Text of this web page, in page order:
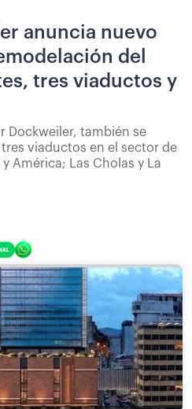
anuncia nuevo
del
tres viaductos y
Dockweiler, también se
viaductos en el sector de
América; Las Cholas y La